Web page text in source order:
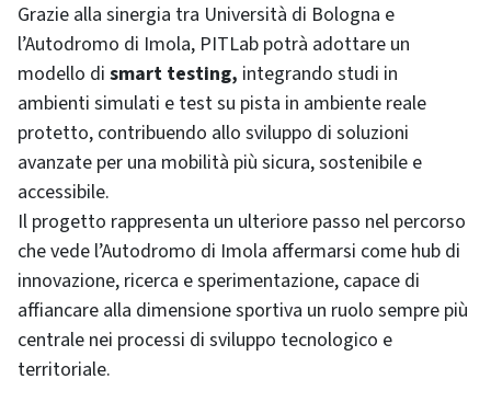
Grazie alla sinergia tra Università di Bologna e
l’Autodromo di Imola, PITLab potrà adottare un
modello di smart testing, integrando studi in
ambienti simulati e test su pista in ambiente reale
protetto, contribuendo allo sviluppo di soluzioni
avanzate per una mobilità più sicura, sostenibile e
accessibile.
Il progetto rappresenta un ulteriore passo nel percorso
che vede l’Autodromo di Imola affermarsi come hub di
innovazione, ricerca e sperimentazione, capace di
affiancare alla dimensione sportiva un ruolo sempre più
centrale nei processi di sviluppo tecnologico e
territoriale.